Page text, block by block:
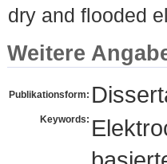
dry and flooded
Weitere
Publikationsform:
Keywords: